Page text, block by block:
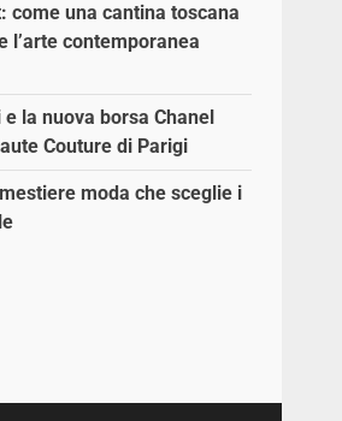
come una cantina toscana
l’arte contemporanea
la nuova borsa Chanel
Couture di Parigi
moda che sceglie i